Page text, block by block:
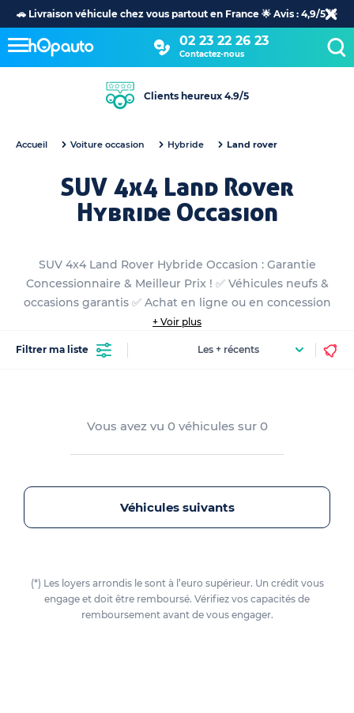
🚗 Livraison véhicule chez vous partout en France 🌟 Avis : 4,9/5 🌟
02 23 22 26 23
Contactez-nous
Clients heureux 4.9/5
Accueil Voiture occasion Hybride Land rover
SUV 4x4 Land Rover
Hybride Occasion
SUV 4x4 Land Rover Hybride Occasion : Garantie
Concessionnaire & Meilleur Prix ! ✅ Véhicules neufs &
occasions garantis ✅ Achat en ligne ou en concession
+ Voir plus
Filtrer ma liste
Vous avez vu 0 véhicules sur 0
Véhicules suivants
(*) Les loyers arrondis le sont à l’euro supérieur. Un crédit vous
engage et doit être remboursé. Vérifiez vos capacités de
remboursement avant de vous engager.